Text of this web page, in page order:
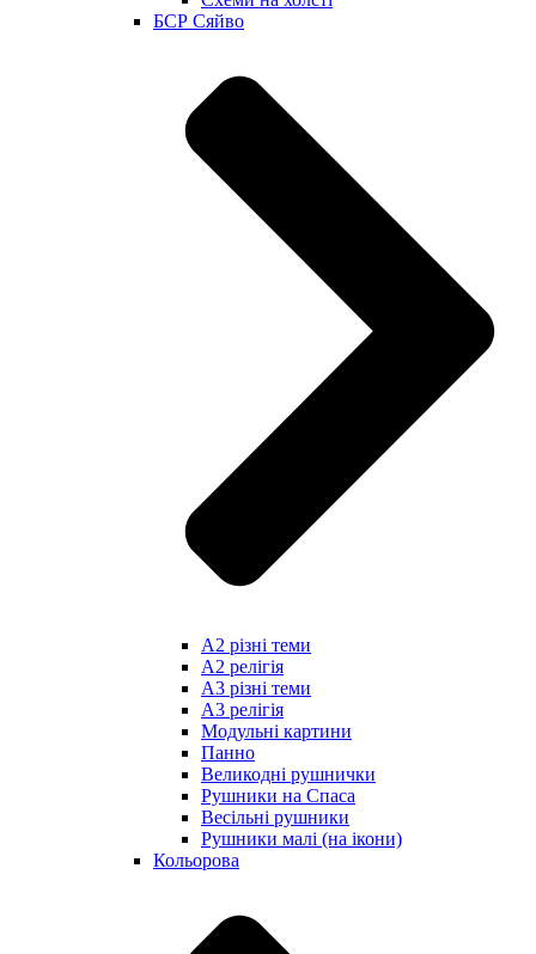
БСР Сяйво
А2 різні теми
А2 релігія
А3 різні теми
А3 релігія
Модульні картини
Панно
Великодні рушнички
Рушники на Спаса
Весільні рушники
Рушники малі (на ікони)
Кольорова